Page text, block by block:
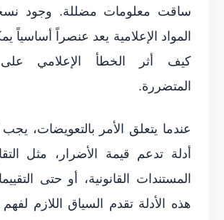
ساقت معلومات مضللة. وجود
المواد الإعلامية يعد عنصراً أساسياً
كيف أثر الخطأ الإعلامي
المتضررة.
عندما يتعلق الأمر بالتعويضات،
أدلة تدعم قيمة الأضرار، مثل
المستندات القانونية، أو حتى
هذه الأدلة تقدم السياق اللازم